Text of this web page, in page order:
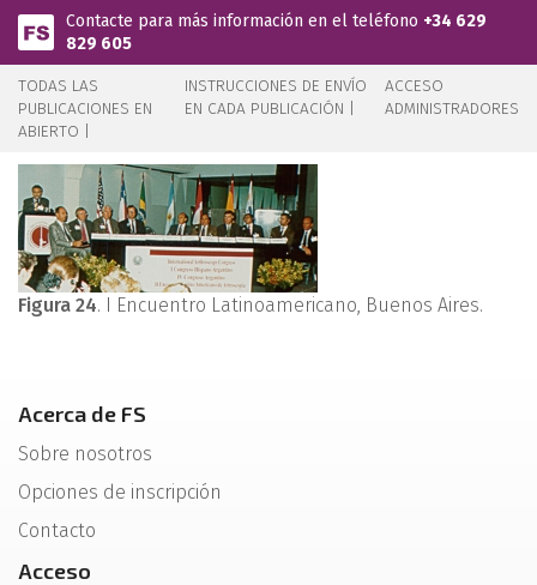
Pasar al contenido principal
Contacte para más información en el teléfono +34 629
829 605
TODAS LAS
PUBLICACIONES EN
ABIERTO |
INSTRUCCIONES DE ENVÍO
EN CADA PUBLICACIÓN |
ACCESO
ADMINISTRADORES
Figura 24. I Encuentro Latinoamericano, Buenos Aires.
Acerca de FS
Sobre nosotros
Opciones de inscripción
Contacto
Acceso